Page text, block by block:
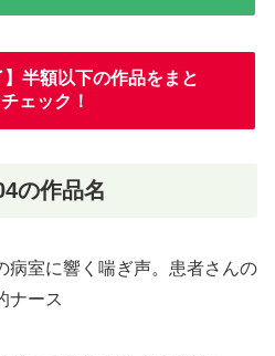
】半額以下の作品をまと
ェック！
の作品名
病室に響く喘ぎ声。患者さんの
ナース